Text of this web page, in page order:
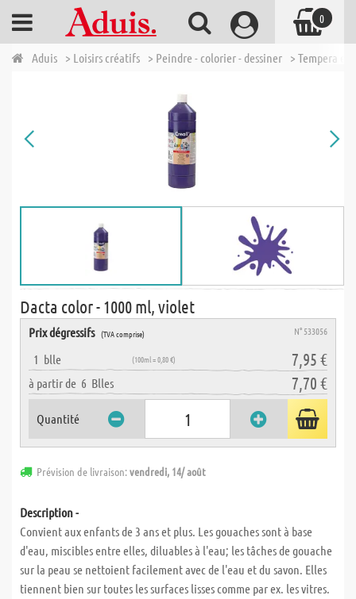
Aduis > Loisirs créatifs > Peindre - colorier - dessiner > Tempera et
Dacta color - 1000 ml, violet
Prix dégressifs (TVA comprise) N° 533056
1 blle (100ml = 0,80 €) 7,95 €
à partir de 6 Blles 7,70 €
Quantité
Prévision de livraison:vendredi, 14/ août
Description -
Convient aux enfants de 3 ans et plus. Les gouaches sont à base
d'eau, miscibles entre elles, diluables à l'eau; les tâches de gouache
sur la peau se nettoient facilement avec de l'eau et du savon. Elles
tiennent bien sur toutes les surfaces lisses comme par ex. les vitres.
0